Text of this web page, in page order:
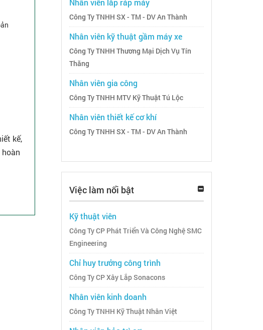
kế,
Nhân viên lắp ráp máy
Công Ty TNHH SX - TM - DV An Thành
Nhân viên kỹ thuật gầm máy xe
Công Ty TNHH Thương Mại Dịch Vụ Tín
Thăng
Nhân viên gia công
Công Ty TNHH MTV Kỹ Thuật Tú Lộc
Nhân viên thiết kế cơ khí
Công Ty TNHH SX - TM - DV An Thành
Việc làm nổi bật
Kỹ thuật viên
Công Ty CP Phát Triển Và Công Nghệ SMC
Engineering
Chỉ huy trưởng công trình
Công Ty CP Xây Lắp Sonacons
Nhân viên kinh doanh
Công Ty TNHH Kỹ Thuật Nhân Việt